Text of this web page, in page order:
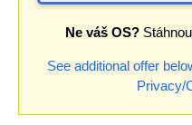
Ne váš OS?
See additional offer
Privacy/